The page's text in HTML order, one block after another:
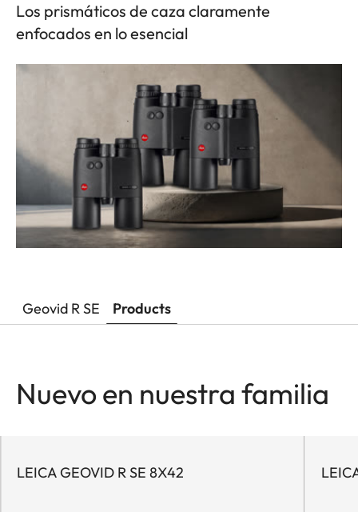
Los prismáticos de caza claramente
enfocados en lo esencial
Geovid R SE Products
Nuevo en nuestra familia
LEICA GEOVID R SE 8X42